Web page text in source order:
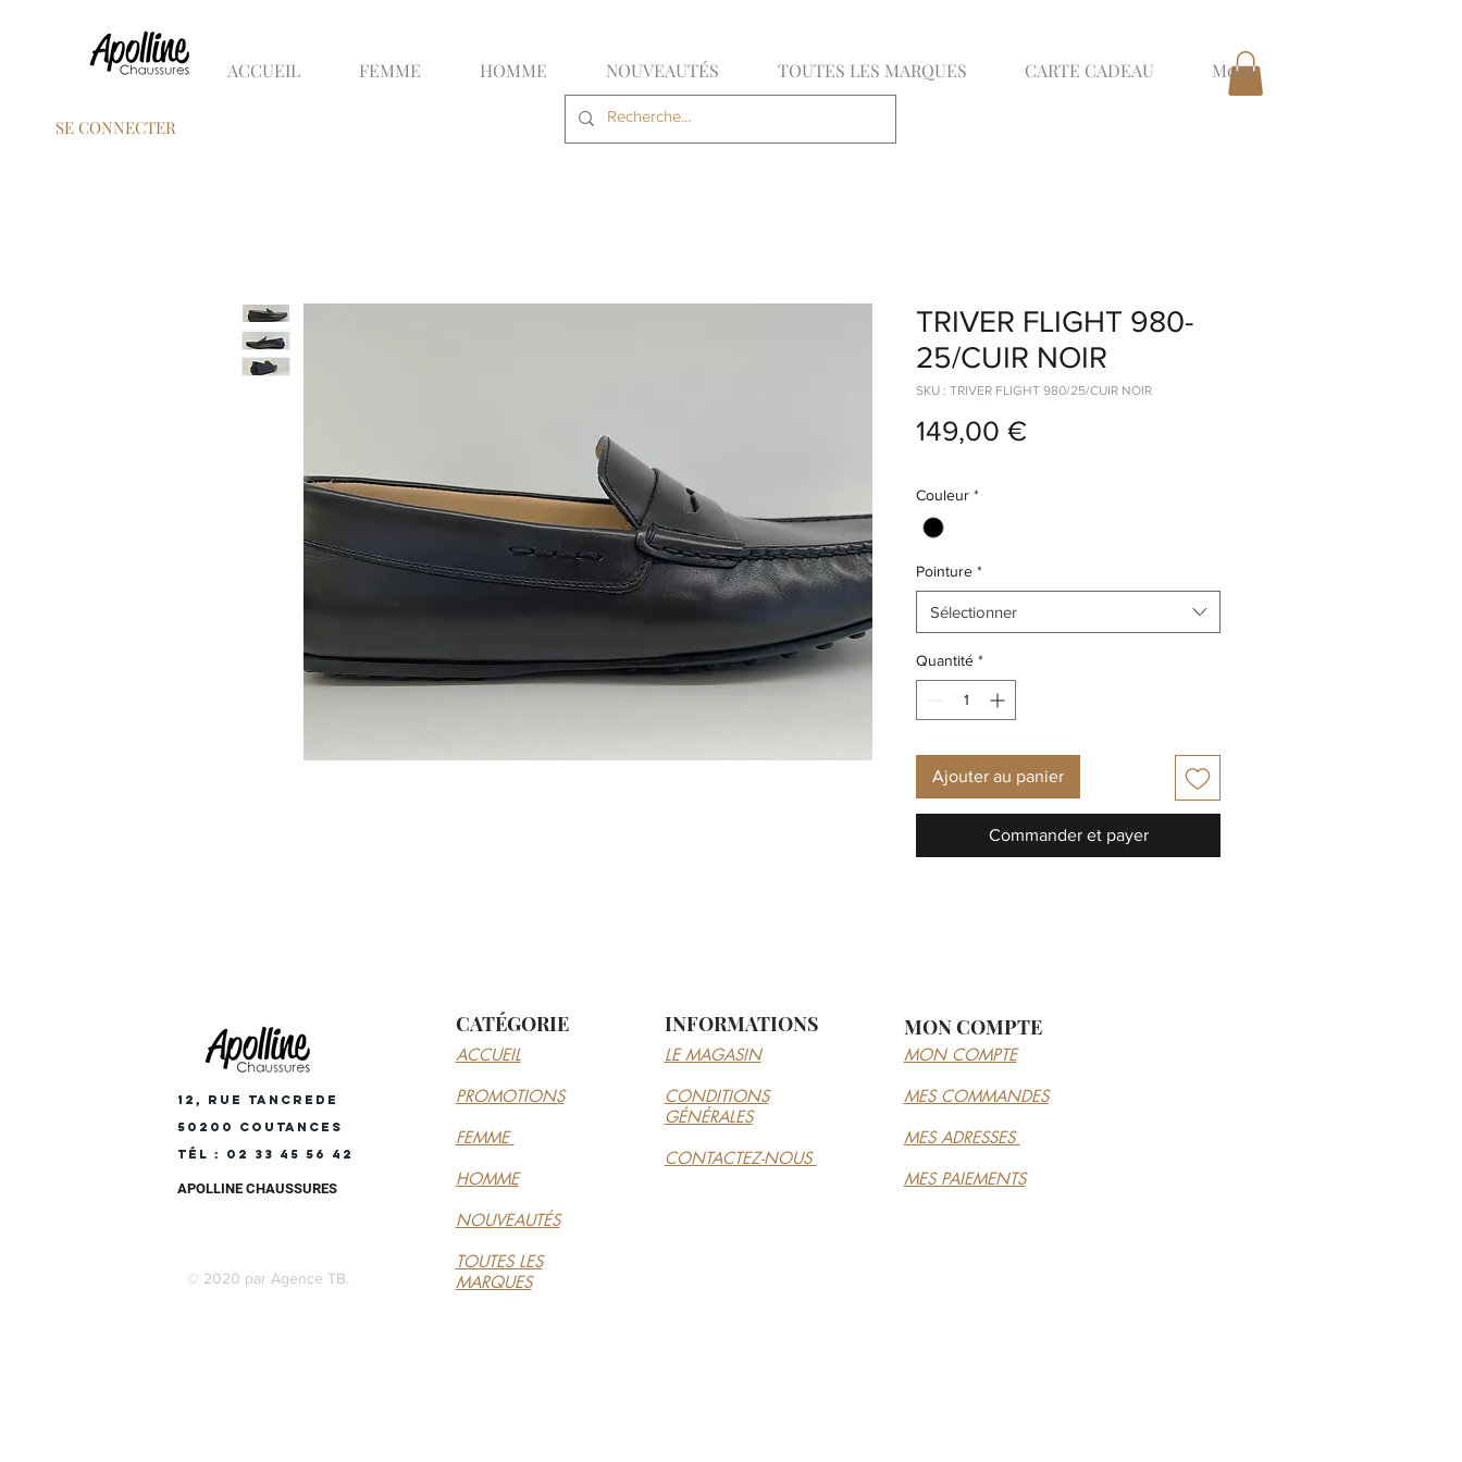
ACCUEIL FEMME HOMME NOUVEAUTÉS TOUTES LES MARQUES CARTE CADEAU More
SE CONNECTER
TRIVER FLIGHT 980-
25/CUIR NOIR
SKU : TRIVER FLIGHT 980/25/CUIR NOIR
149,00 €Prix
Couleur *
Pointure *
Sélectionner
Quantité *
Ajouter au panier
Commander et payer
© 2020 par Agence TB.
12, RUE TANCREDE
50200 COUTANCES
Tél : 02 33 45 56 42
APOLLINE CHAUSSURES
CATÉGORIE INFORMATIONS MON COMPTE
ACCUEIL
PROMOTIONS
FEMME
HOMME
NOUVEAUTÉS
TOUTES LES
MARQUES
LE MAGASIN
CONDITIONS
GÉNÉRALES
CONTACTEZ-NOUS
MON COMPTE
MES COMMANDES
MES ADRESSES
MES PAIEMENTS